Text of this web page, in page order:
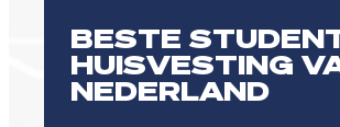
BESTE
HUISVESTING
NEDERLAND